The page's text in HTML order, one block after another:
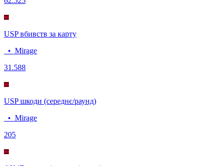
USP вбивств за карту
• Mirage
31.588
USP шкоди (середнє/раунд)
• Mirage
205